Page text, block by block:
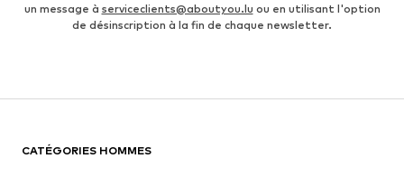
un message à serviceclients@aboutyou.lu ou en utilisant l'option
de désinscription à la fin de chaque newsletter.
CATÉGORIES HOMMES